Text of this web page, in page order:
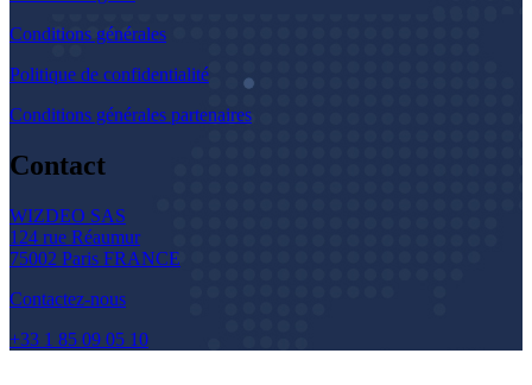
Conditions générales
Politique de confidentialité
Conditions générales partenaires
Contact
WIZDEO SAS
124 rue Réaumur
75002 Paris FRANCE
Contactez-nous
+33 1 85 09 05 10